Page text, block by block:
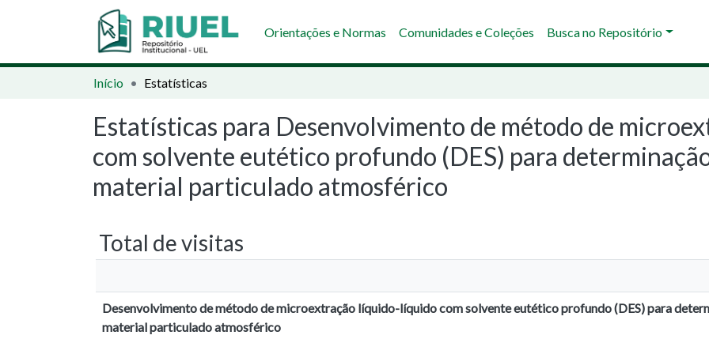
Orientações e Normas Comunidades e Coleções Busca no Repositório
Início Estatísticas
Estatísticas para Desenvolvimento de método de
com solvente eutético profundo (DES) para
material particulado atmosférico
Total de visitas
Desenvolvimento de método de microextração líquido-líquido com solvente eutético profundo (DES) para
material particulado atmosférico